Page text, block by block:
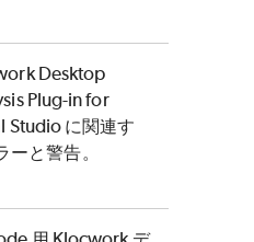
Desktop
Plug-in for
Studio に関連す
ーと警告。